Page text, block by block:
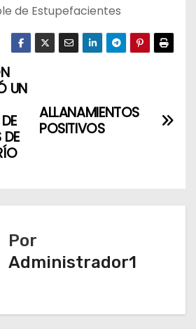
de Estupefacientes
ALLANAMIENTOS
POSITIVOS
UN
Por
Administrador1